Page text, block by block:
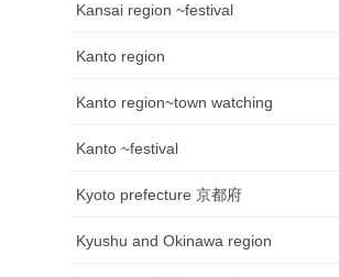
Kansai region ~festival
Kanto region
Kanto region~town watching
Kanto ~festival
Kyoto prefecture 京都府
Kyushu and Okinawa region